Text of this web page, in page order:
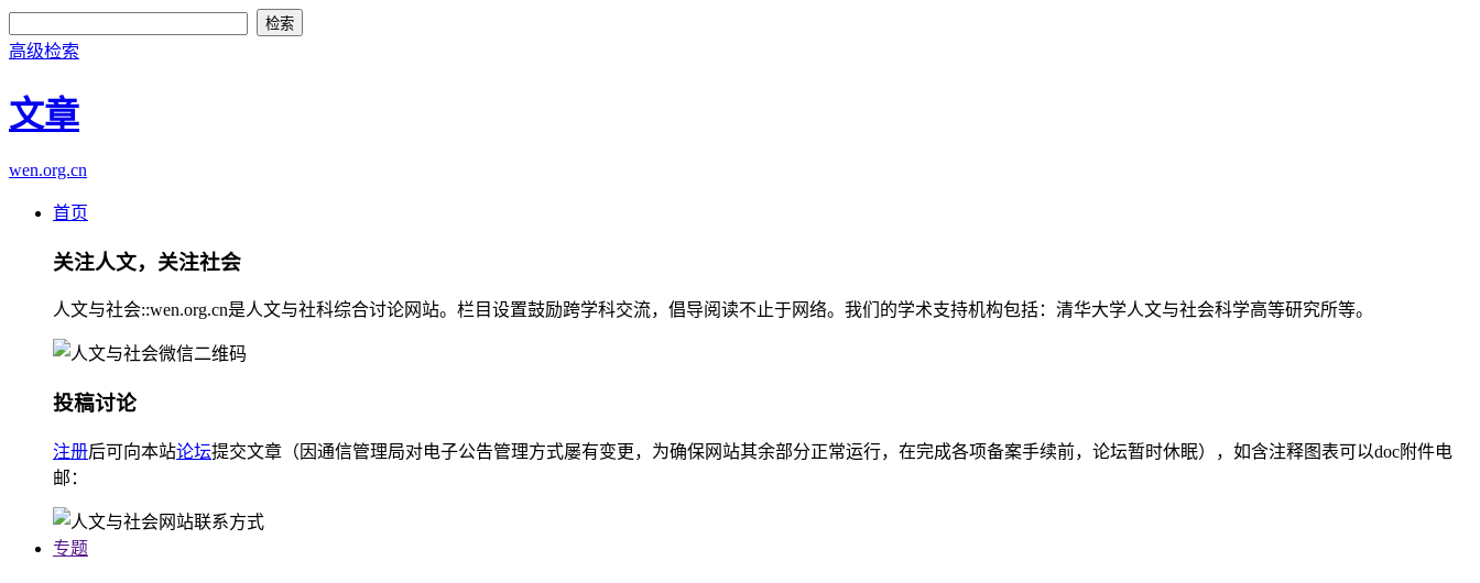
高级检索
文章
wen.org.cn
首页
关注人文，关注社会
人文与社会::wen.org.cn是人文与社科综合讨论网站。栏目设置鼓励跨学科交流，倡导阅读不止于网络。我们的学术支持机构包括：清华大学人文与社会科学高等研究所等。
投稿讨论
注册后可向本站论坛提交文章（因通信管理局对电子公告管理方式屡有变更，为确保网站其余部分正常运行，在完成各项备案手续前，论坛暂时休眠），如含注释图表可以doc附件电
邮：
专题